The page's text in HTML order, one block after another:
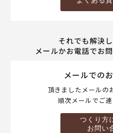
それでも解決
メールかお電話でお
メールでの
頂きましたメールの
順次メールでご連
つくり方
お問い